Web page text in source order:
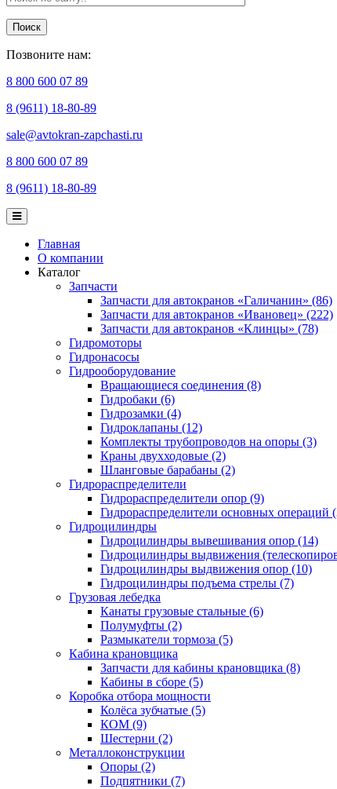
Поиск
Позвоните нам:
8 800 600 07 89
8 (9611) 18-80-89
sale@avtokran-zapchasti.ru
8 800 600 07 89
8 (9611) 18-80-89
Главная
О компании
Каталог
Запчасти
Запчасти для автокранов «Галичанин» (86)
Запчасти для автокранов «Ивановец» (222)
Запчасти для автокранов «Клинцы» (78)
Гидромоторы
Гидронасосы
Гидрооборудование
Вращающиеся соединения (8)
Гидробаки (6)
Гидрозамки (4)
Гидроклапаны (12)
Комплекты трубопроводов на опоры (3)
Краны двухходовые (2)
Шланговые барабаны (2)
Гидрораспределители
Гидрораспределители опор (9)
Гидрораспределители основных операций
Гидроцилиндры
Гидроцилиндры вывешивания опор (14)
Гидроцилиндры выдвижения
Гидроцилиндры выдвижения опор (10)
Гидроцилиндры подъема стрелы (7)
Грузовая лебедка
Канаты грузовые стальные (6)
Полумуфты (2)
Размыкатели тормоза (5)
Кабина крановщика
Запчасти для кабины крановщика (8)
Кабины в сборе (5)
Коробка отбора мощности
Колёса зубчатые (5)
КОМ (9)
Шестерни (2)
Металлоконструкции
Опоры (2)
Подпятники (7)